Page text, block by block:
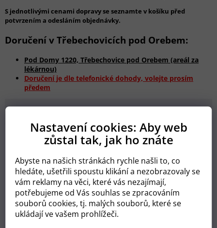
Nastavení cookies: Aby web
zůstal tak, jak ho znáte
Abyste na našich stránkách rychle našli to, co
hledáte, ušetřili spoustu klikání a nezobrazovaly se
vám reklamy na věci, které vás nezajímají,
potřebujeme od Vás souhlas se zpracováním
souborů cookies, tj. malých souborů, které se
ukládají ve vašem prohlížeči.
S jednotlivými cenami dopravy se seznamte v košíku před
potvrzením a odesláním objednávky.
Doručení v Třebechovicích pod Orebem:
Pod Domy 1220, Třebechovice pod Orebem (areál za
lékárnou)
Doručení je dle telefonické dohody, volejte prosím
předem